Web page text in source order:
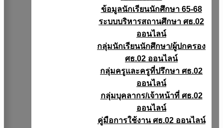
ข้อมูลนักเรียนนักศึกษา 65-68
ระบบบริหารสถานศึกษา ศธ.02
ออนไลน์
กลุ่มนักเรียนนักศึกษา/ผู้ปกครอง
ศธ.02 ออนไลน์
กลุ่มครูและครูที่ปรึกษา ศธ.02
ออนไลน์
กลุ่มบุคลากร/เจ้าหน้าที่ ศธ.02
ออนไลน์
คู่มือการใช้งาน ศธ.02 ออนไลน์